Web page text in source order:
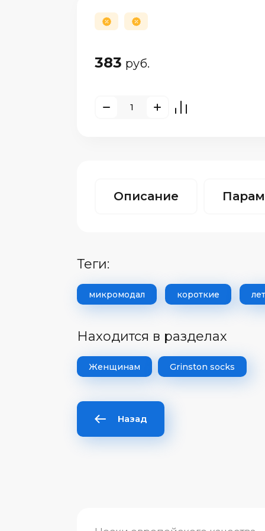
383 руб.
Описание
теги:
микромодал короткие
Находится в разделах
Женщинам Grinston socks
Назад